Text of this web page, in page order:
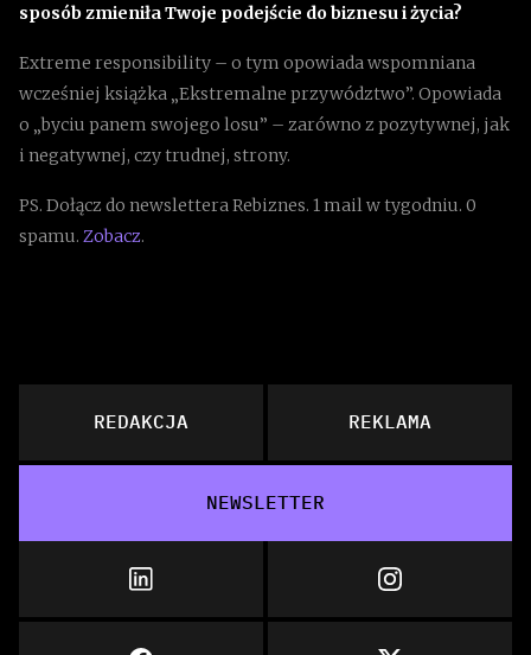
sposób zmieniła Twoje podejście do biznesu i życia?
Extreme responsibility – o tym opowiada wspomniana
wcześniej książka „Ekstremalne przywództwo”. Opowiada
o „byciu panem swojego losu” – zarówno z pozytywnej, jak
i negatywnej, czy trudnej, strony.
PS. Dołącz do newslettera Rebiznes. 1 mail w tygodniu. 0
spamu. Zobacz.
REDAKCJA REKLAMA
NEWSLETTER